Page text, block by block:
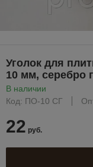
Уголок для
10 мм, серебро
В наличии
Код: ПО-10 СГ
22 руб.